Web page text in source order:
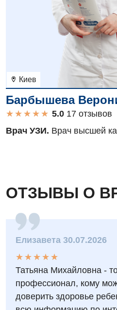
Киев
Барбышева
★
★
★
★
★
★ ★ ★ ★ ★
17 отзывов
Врач УЗИ. Врач высшей
ОТЗЫВЫ О
Елизавета 30.07.2026
★
★
★
★
★
★ ★ ★ ★ ★
Татьяна Михайловна -
профессионал, кому
доверить здоровье